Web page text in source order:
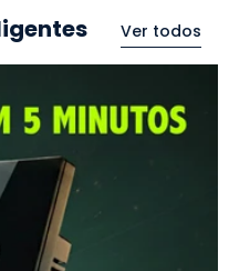
Ver todos